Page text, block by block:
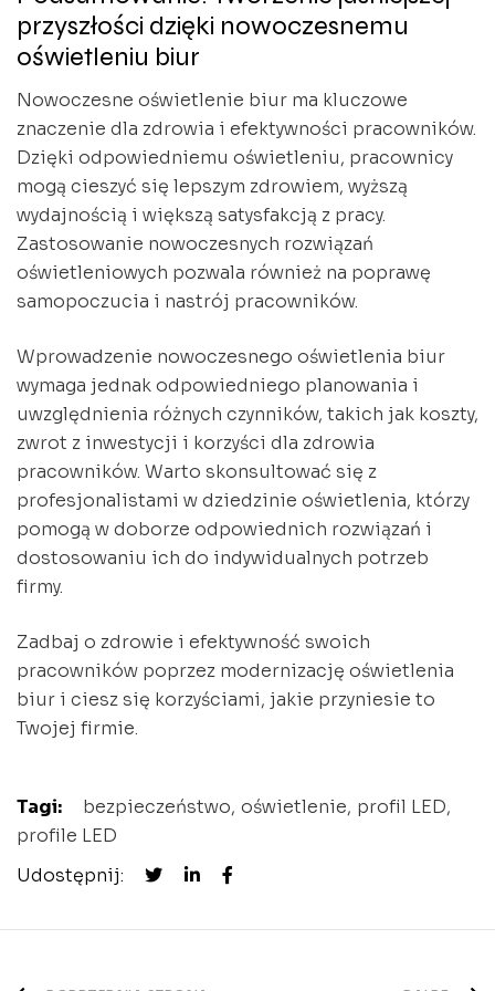
przyszłości dzięki nowoczesnemu
oświetleniu biur
Nowoczesne oświetlenie biur ma kluczowe
znaczenie dla zdrowia i efektywności pracowników.
Dzięki odpowiedniemu oświetleniu, pracownicy
mogą cieszyć się lepszym zdrowiem, wyższą
wydajnością i większą satysfakcją z pracy.
Zastosowanie nowoczesnych rozwiązań
oświetleniowych pozwala również na poprawę
samopoczucia i nastrój pracowników.
Wprowadzenie nowoczesnego oświetlenia biur
wymaga jednak odpowiedniego planowania i
uwzględnienia różnych czynników, takich jak koszty,
zwrot z inwestycji i korzyści dla zdrowia
pracowników. Warto skonsultować się z
profesjonalistami w dziedzinie oświetlenia, którzy
pomogą w doborze odpowiednich rozwiązań i
dostosowaniu ich do indywidualnych potrzeb
firmy.
Zadbaj o zdrowie i efektywność swoich
pracowników poprzez modernizację oświetlenia
biur i ciesz się korzyściami, jakie przyniesie to
Twojej firmie.
Tagi: bezpieczeństwo oświetlenie profil LED
profile LED
Udostępnij: